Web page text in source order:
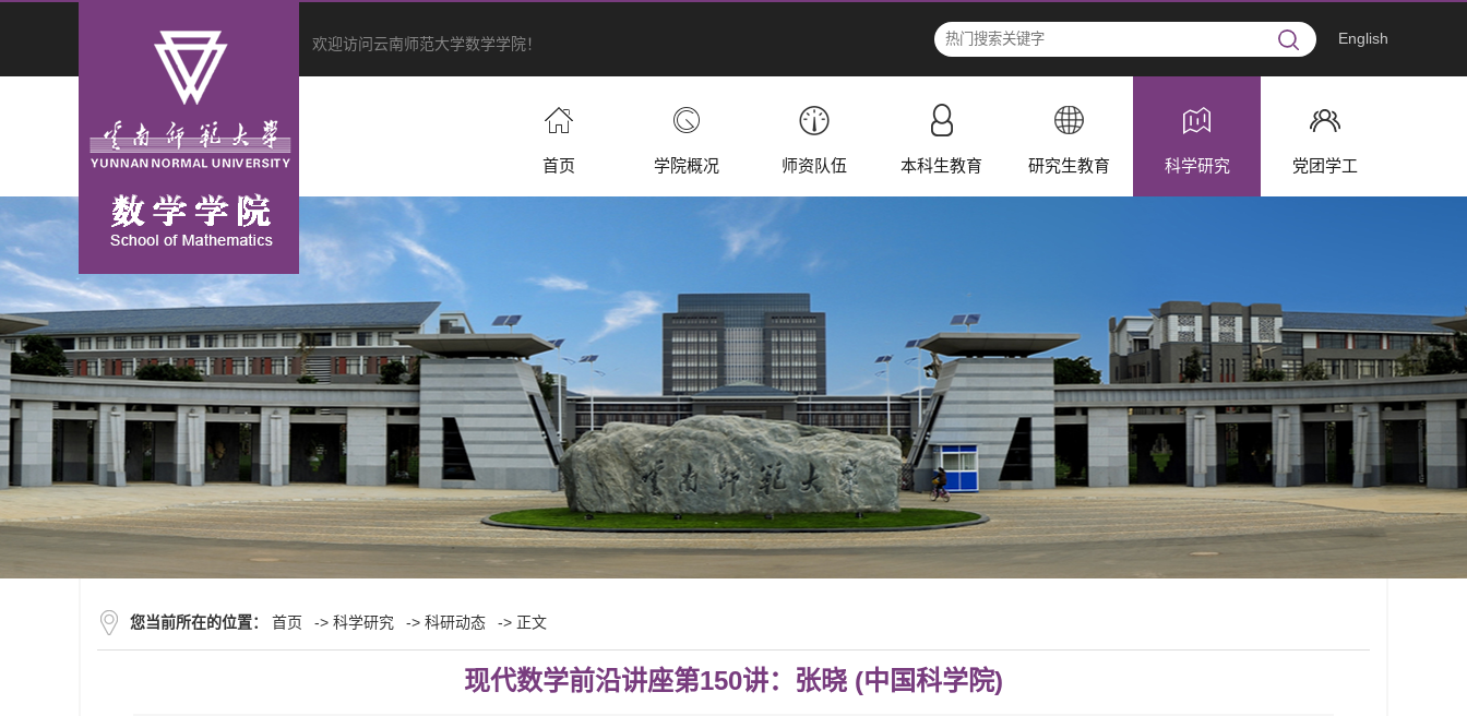
欢迎访问云南师范大学数学学院！ English
首页 学院概况 师资队伍 本科生教育 研究生教育 科学研究 党团学工
您当前所在的位置： 首页 -> 科学研究 -> 科研动态 -> 正文
现代数学前沿讲座第150讲：张晓 (中国科学院)